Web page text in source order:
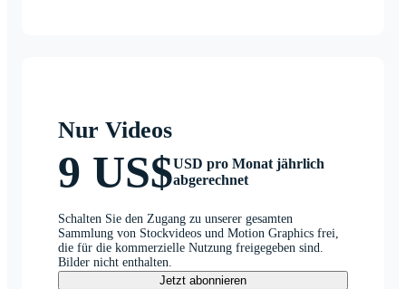
Nur Videos
9 US$USD pro Monat jährlich
abgerechnet
Schalten Sie den Zugang zu unserer gesamten
Sammlung von Stockvideos und Motion Graphics frei,
die für die kommerzielle Nutzung freigegeben sind.
Bilder nicht enthalten.
Jetzt abonnieren